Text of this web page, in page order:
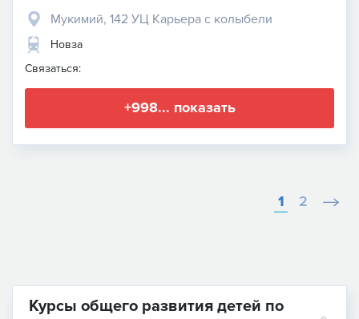
Мукимий, 142 УЦ Карьера с колыбели
Новза
Связаться:
+998... показать
1 2
Курсы общего развития детей по